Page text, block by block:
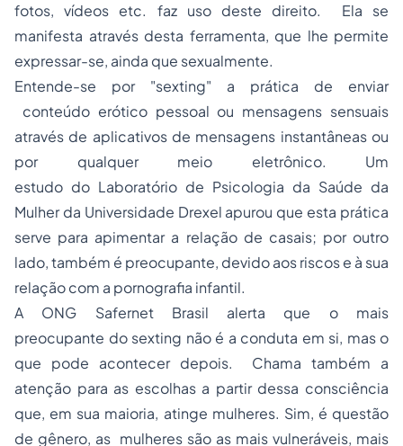
fotos, vídeos etc. faz uso deste direito. Ela se
manifesta através desta ferramenta, que lhe permite
expressar-se, ainda que sexualmente.
Entende-se por "sexting" a prática de enviar
conteúdo erótico pessoal ou mensagens sensuais
através de aplicativos de mensagens instantâneas ou
por qualquer meio eletrônico. Um
estudo do Laboratório de Psicologia da Saúde da
Mulher da Universidade Drexel apurou que esta prática
serve para apimentar a relação de casais; por outro
lado, também é preocupante, devido aos riscos e à sua
relação com a pornografia infantil.
A ONG Safernet Brasil alerta que o mais
preocupante do sexting não é a conduta em si, mas o
que pode acontecer depois. Chama também a
atenção para as escolhas a partir dessa consciência
que, em sua maioria, atinge mulheres. Sim, é questão
de gênero, as mulheres são as mais vulneráveis, mais